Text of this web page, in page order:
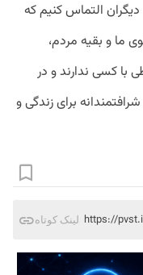
التماس کنیم که
ما و بقیه مردم،
با کسی ندارند و در
برای زندگی و
لینک کوتاه https://